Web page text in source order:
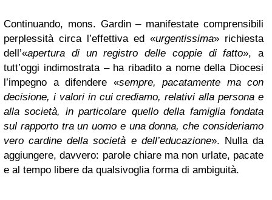
Continuando, mons. Gardin – manifestate comprensibili
perplessità circa l’effettiva ed «urgentissima» richiesta
dell’«apertura di un registro delle coppie di fatto», a
tutt’oggi indimostrata – ha ribadito a nome della Diocesi
l’impegno a difendere «sempre, pacatamente ma con
decisione, i valori in cui crediamo, relativi alla persona e
alla società, in particolare quello della famiglia fondata
sul rapporto tra un uomo e una donna, che consideriamo
vero cardine della società e dell’educazione». Nulla da
aggiungere, davvero: parole chiare ma non urlate, pacate
e al tempo libere da qualsivoglia forma di ambiguità.